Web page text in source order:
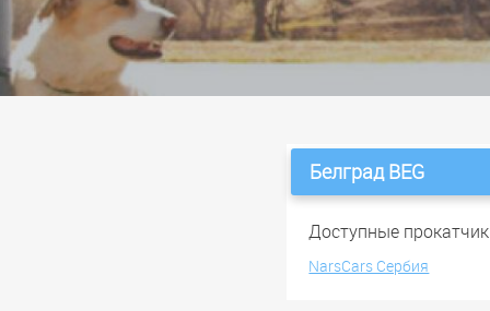
Белград BEG
Доступные
NarsCars Сербия